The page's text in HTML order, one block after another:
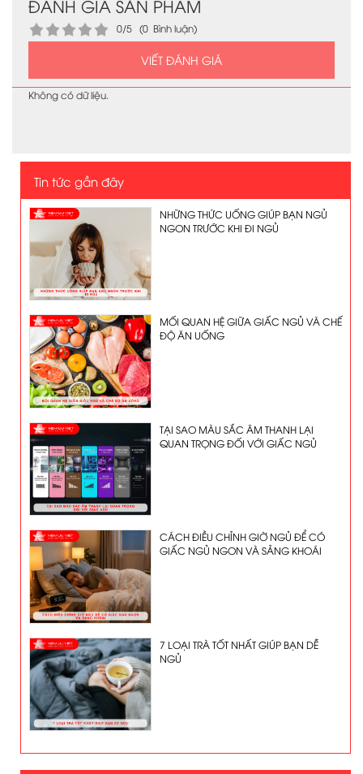
ĐÁNH GIÁ SẢN PHẨM
0/5 (0 Bình luận)
VIẾT ĐÁNH GIÁ
Không có dữ liệu.
Tin tức gần đây
NHỮNG THỨC UỐNG GIÚP BẠN NGỦ
NGON TRƯỚC KHI ĐI NGỦ
MỐI QUAN HỆ GIỮA GIẤC NGỦ VÀ CHẾ
ĐỘ ĂN UỐNG
TẠI SAO MÀU SẮC ÂM THANH LẠI
QUAN TRỌNG ĐỐI VỚI GIẤC NGỦ
CÁCH ĐIỀU CHỈNH GIỜ NGỦ ĐỂ CÓ
GIẤC NGỦ NGON VÀ SẢNG KHOÁI
7 LOẠI TRÀ TỐT NHẤT GIÚP BẠN DỄ
NGỦ